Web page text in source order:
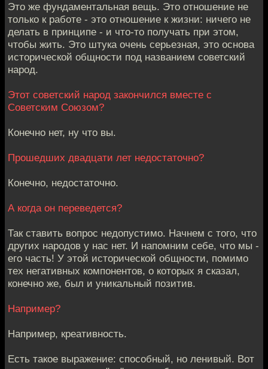
Это же фундаментальная вещь. Это отношение не
только к работе - это отношение к жизни: ничего не
делать в принципе - и что-то получать при этом,
чтобы жить. Это штука очень серьезная, это основа
исторической общности под названием советский
народ.
Этот советский народ закончился вместе с
Советским Союзом?
Конечно нет, ну что вы.
Прошедших двадцати лет недостаточно?
Конечно, недостаточно.
А когда он переведется?
Так ставить вопрос недопустимо. Начнем с того, что
других народов у нас нет. И напомним себе, что мы -
его часть! У этой исторической общности, помимо
тех негативных компонентов, о которых я сказал,
конечно же, был и уникальный позитив.
Например?
Например, креативность.
Есть такое выражение: способный, но ленивый. Вот